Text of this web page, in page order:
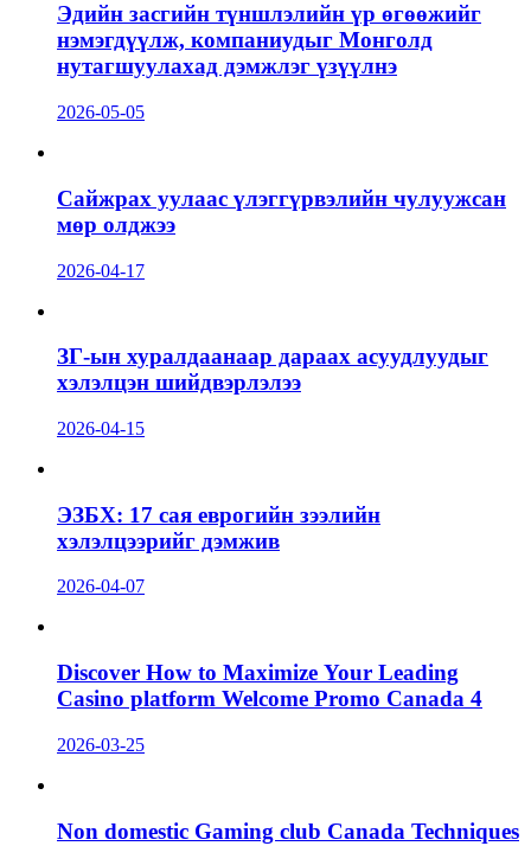
Эдийн засгийн түншлэлийн үр өгөөжийг
нэмэгдүүлж, компаниудыг Монголд
нутагшуулахад дэмжлэг үзүүлнэ
2026-05-05
Сайжрах уулаас үлэггүрвэлийн чулуужсан
мөр олджээ
2026-04-17
ЗГ-ын хуралдаанаар дараах асуудлуудыг
хэлэлцэн шийдвэрлэлээ
2026-04-15
ЭЗБХ: 17 сая еврогийн зээлийн
хэлэлцээрийг дэмжив
2026-04-07
Discover How to Maximize Your Leading
Casino platform Welcome Promo Canada 4
2026-03-25
Non domestic Gaming club Canada Techniques